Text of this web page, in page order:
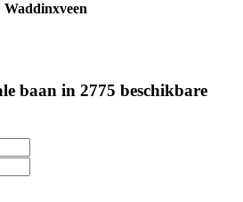
baan in 2775 beschikbare